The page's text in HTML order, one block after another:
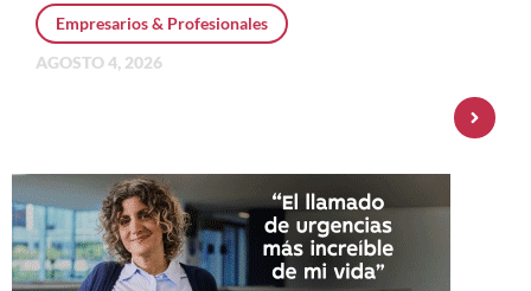
Empresarios & Profesionales
AGOSTO 4, 2026